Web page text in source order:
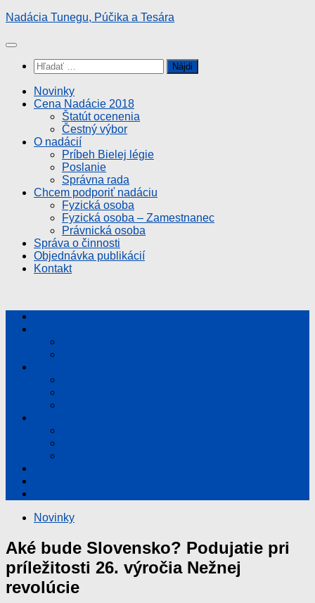
Preskočiť
obsah
Nadácia Tunegu, Púčika a Tesára
Hľadať:
Novinky
Cena Nadácie 2018
Štatút ocenenia
Čestný výbor
O nadácií
Príbeh Bielej légie
Poslanie
Správna rada
Chcem podporiť nadáciu
Fyzická osoba
Fyzická osoba – Zamestnanec
Právnická osoba
Správa o činnosti
Objednávka publikácií
Kontakt
Novinky
Aké bude Slovensko? Podujatie pri
príležitosti 26. výročia Nežnej
revolúcie